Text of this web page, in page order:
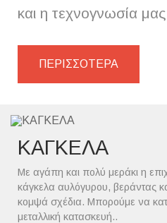
και η τεχνογνωσία
ΠΕΡΙΣΣΟΤΕΡΑ
ΚΑΓΚΕΛΑ
Με αγάπη και πολύ μεράκι η
κάγκελα αυλόγυρου, βεράντας
κομψά σχέδια. Μπορούμε να
μεταλλική κατασκευή..